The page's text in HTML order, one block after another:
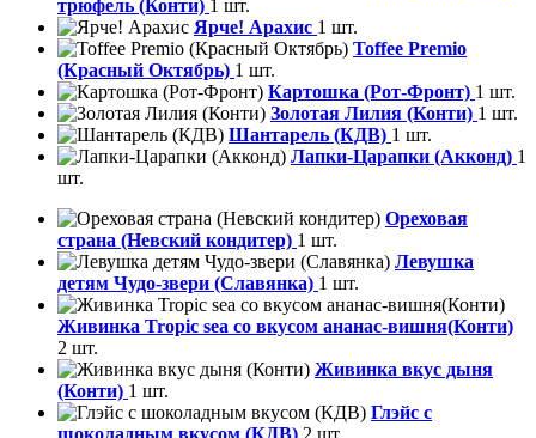
трюфель (Конти) 1 шт.
Ярче! Арахис 1 шт.
Toffee Premio
(Красный Октябрь) 1 шт.
Картошка (Рот-Фронт) 1 шт.
Золотая Лилия (Конти) 1 шт.
Шантарель (КДВ) 1 шт.
Лапки-Царапки (Акконд) 1
шт.
Ореховая
страна (Невский кондитер) 1 шт.
Левушка
детям Чудо-звери (Славянка) 1 шт.
Живинка Tropic sea со вкусом ананас-вишня(Конти)
2 шт.
Живинка вкус дыня
(Конти) 1 шт.
Глэйс с